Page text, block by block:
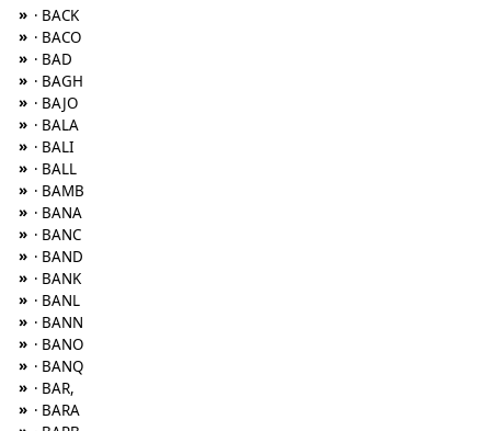
» · BACK
» · BACO
» · BAD
» · BAGH
» · BAJO
» · BALA
» · BALI
» · BALL
» · BAMB
» · BANA
» · BANC
» · BAND
» · BANK
» · BANL
» · BANN
» · BANO
» · BANQ
» · BAR,
» · BARA